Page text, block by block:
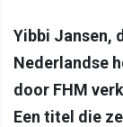
Yibbi Jansen,
Nederlandse
door FHM
Een titel die